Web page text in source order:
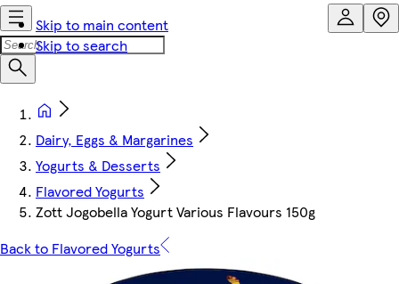
Skip to main content
Skip to search
Dairy, Eggs & Margarines
Yogurts & Desserts
Flavored Yogurts
Zott Jogobella Yogurt Various Flavours 150g
Back to Flavored Yogurts